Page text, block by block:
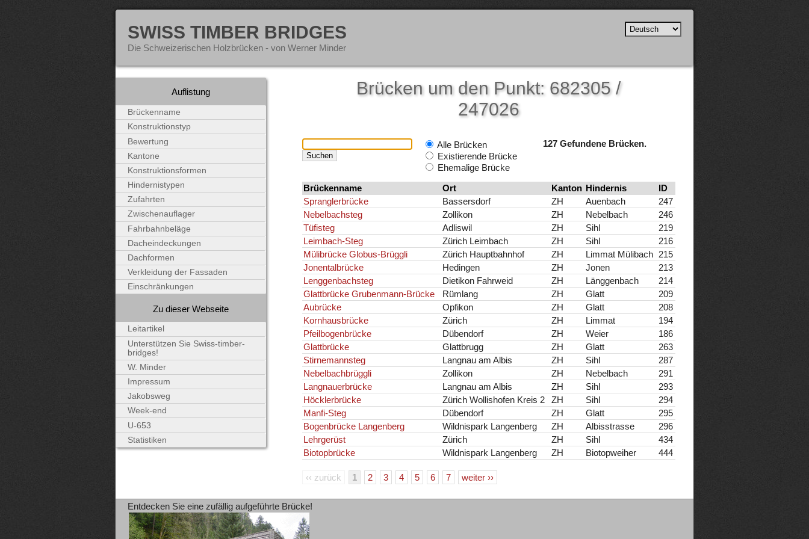
SWISS TIMBER BRIDGES
Die Schweizerischen Holzbrücken - von Werner Minder
Brücken um den Punkt: 682305 /
247026
Alle Brücken
Existierende Brücke
Ehemalige Brücke
127 Gefundene Brücken.
Brückenname Ort Kanton Hindernis
ID
Spranglerbrücke
Bassersdorf ZH Auenbach
247
Nebelbachsteg
Zollikon ZH Nebelbach
246
Tüfisteg
Adliswil ZH Sihl
219
Leimbach-Steg
Zürich Leimbach ZH Sihl
216
Mülibrücke Globus-Brüggli
Zürich Hauptbahnhof ZH Limmat Mülibach
215
Jonentalbrücke
Hedingen ZH Jonen
213
Lenggenbachsteg
Dietikon Fahrweid ZH Länggenbach
214
Glattbrücke Grubenmann-Brücke
Rümlang ZH Glatt
209
Aubrücke
Opfikon ZH Glatt
208
Kornhausbrücke
Zürich ZH Limmat
194
Pfeilbogenbrücke
Dübendorf ZH Weier
186
Glattbrücke
Glattbrugg ZH Glatt
263
Stirnemannsteg
Langnau am Albis ZH Sihl
287
Nebelbachbrüggli
Zollikon ZH Nebelbach
291
Langnauerbrücke
Langnau am Albis ZH Sihl
293
Höcklerbrücke
Zürich Wollishofen Kreis 2 ZH Sihl
294
Manfi-Steg
Dübendorf ZH Glatt
295
Bogenbrücke Langenberg
Wildnispark Langenberg ZH Albisstrasse
296
Lehrgerüst
Zürich ZH Sihl
434
Biotopbrücke
Wildnispark Langenberg ZH Biotopweiher 444
‹‹ zurück 1 2 3 4 5 6 7 weiter ››
Auflistung
Brückenname
Konstruktionstyp
Bewertung
Kantone
Konstruktionsformen
Hindernistypen
Zufahrten
Zwischenauflager
Fahrbahnbeläge
Dacheindeckungen
Dachformen
Verkleidung der Fassaden
Einschränkungen
Zu dieser Webseite
Leitartikel
Unterstützen Sie Swiss-timber-
bridges!
W. Minder
Impressum
Jakobsweg
Week-end
U-653
Statistiken
Entdecken Sie eine zufällig aufgeführte Brücke!